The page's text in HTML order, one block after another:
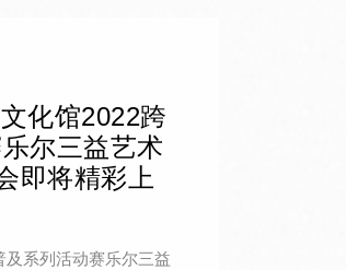
化馆2022跨
尔三益艺术
即将精彩上
及系列活动赛乐尔三益